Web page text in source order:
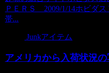
ＰＥＲＳ 2009/1/14ホビダ
帯...
Junkアイテム
アメリカから入荷状況